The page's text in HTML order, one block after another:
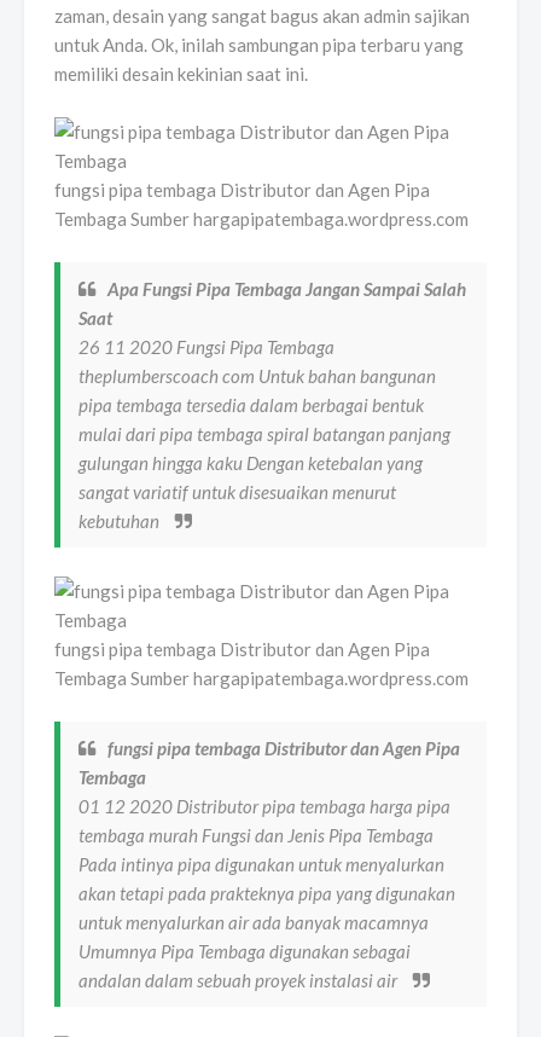
zaman, desain yang sangat bagus akan admin sajikan
untuk Anda. Ok, inilah sambungan pipa terbaru yang
memiliki desain kekinian saat ini.
fungsi pipa tembaga Distributor dan Agen Pipa
Tembaga Sumber hargapipatembaga.wordpress.com
Apa Fungsi Pipa Tembaga Jangan Sampai Salah
Saat
26 11 2020 Fungsi Pipa Tembaga
theplumberscoach com Untuk bahan bangunan
pipa tembaga tersedia dalam berbagai bentuk
mulai dari pipa tembaga spiral batangan panjang
gulungan hingga kaku Dengan ketebalan yang
sangat variatif untuk disesuaikan menurut
kebutuhan
fungsi pipa tembaga Distributor dan Agen Pipa
Tembaga Sumber hargapipatembaga.wordpress.com
fungsi pipa tembaga Distributor dan Agen Pipa
Tembaga
01 12 2020 Distributor pipa tembaga harga pipa
tembaga murah Fungsi dan Jenis Pipa Tembaga
Pada intinya pipa digunakan untuk menyalurkan
akan tetapi pada prakteknya pipa yang digunakan
untuk menyalurkan air ada banyak macamnya
Umumnya Pipa Tembaga digunakan sebagai
andalan dalam sebuah proyek instalasi air